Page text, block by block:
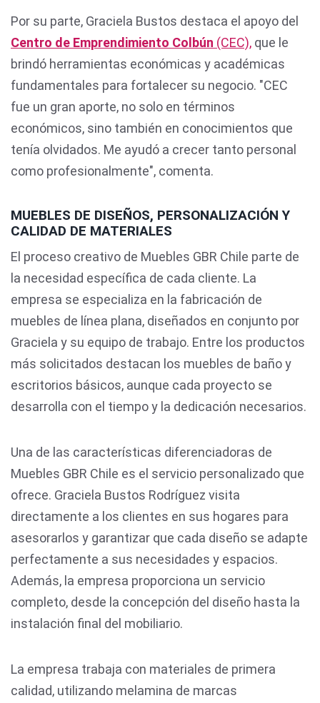
Por su parte, Graciela Bustos destaca el apoyo del
Centro de Emprendimiento Colbún (CEC), que le
brindó herramientas económicas y académicas
fundamentales para fortalecer su negocio. "CEC
fue un gran aporte, no solo en términos
económicos, sino también en conocimientos que
tenía olvidados. Me ayudó a crecer tanto personal
como profesionalmente", comenta.
MUEBLES DE DISEÑOS, PERSONALIZACIÓN Y
CALIDAD DE MATERIALES
El proceso creativo de Muebles GBR Chile parte de
la necesidad específica de cada cliente. La
empresa se especializa en la fabricación de
muebles de línea plana, diseñados en conjunto por
Graciela y su equipo de trabajo. Entre los productos
más solicitados destacan los muebles de baño y
escritorios básicos, aunque cada proyecto se
desarrolla con el tiempo y la dedicación necesarios.
Una de las características diferenciadoras de
Muebles GBR Chile es el servicio personalizado que
ofrece. Graciela Bustos Rodríguez visita
directamente a los clientes en sus hogares para
asesorarlos y garantizar que cada diseño se adapte
perfectamente a sus necesidades y espacios.
Además, la empresa proporciona un servicio
completo, desde la concepción del diseño hasta la
instalación final del mobiliario.
La empresa trabaja con materiales de primera
calidad, utilizando melamina de marcas